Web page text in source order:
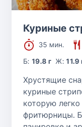
Куриные
35 мин.
Б:19.8 г Ж:11.9
Хрустящие
куриные
которую легко
фритюрницы.